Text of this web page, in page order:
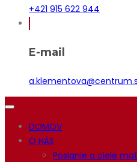
+421 915 622 944
E-mail
DOMOV
O NÁS
Poslanie a ciele